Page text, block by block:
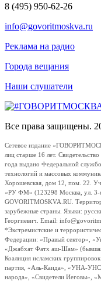
8 (495) 950-62-26
info@govoritmoskva.ru
Реклама на радио
Города вещания
Наши слушатели
Все права защищены.
Сетевое издание
лиц старше 16 лет.
года выдано Федеральной
технологий и массовых
Хорошевская, дом 12, пом. 22.
«РУ ФМ» (123298 Москва, ул. 3-
GOVORITMOSKVA.RU.
зарубежные страны. Языки:
Георгиевич. Email:
*Экстремистские и
Федерации: «Правый сектор»,
«Джабхат Фатх аш-Шам»
Коалиция исламских
партия, «Аль-Каида», «УНА-
народа», «Свидетели Иеговы»,